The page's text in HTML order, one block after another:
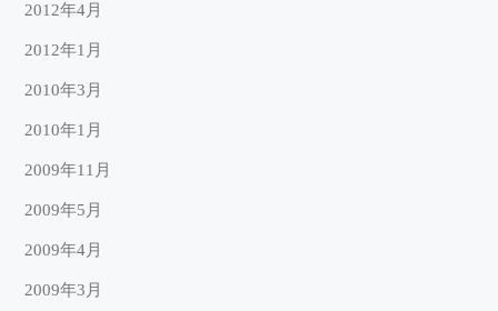
2012年4月
2012年1月
2010年3月
2010年1月
2009年11月
2009年5月
2009年4月
2009年3月